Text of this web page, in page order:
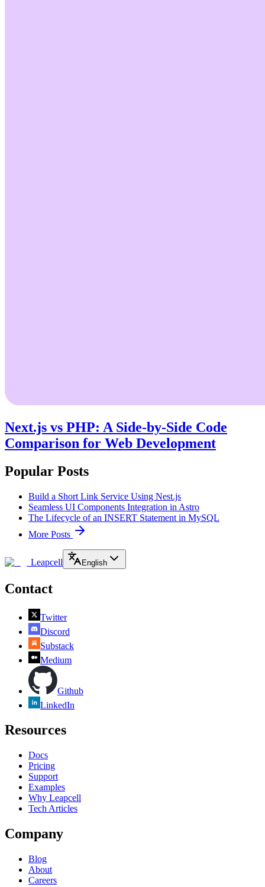
Next.js vs PHP: A Side-by-Side Code
Comparison for Web Development
Popular Posts
Build a Short Link Service Using Nest.js
Seamless UI Components Integration in Astro
The Lifecycle of an INSERT Statement in MySQL
More Posts
Leapcell English
Contact
Twitter
Discord
Substack
Medium
Github
LinkedIn
Resources
Docs
Pricing
Support
Examples
Why Leapcell
Tech Articles
Company
Blog
About
Careers